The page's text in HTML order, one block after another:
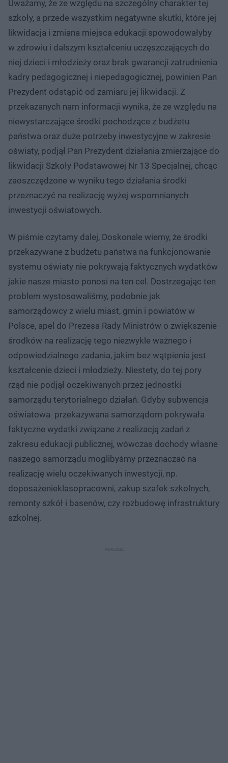
Uważamy, że ze względu na szczególny charakter tej
szkoły, a przede wszystkim negatywne skutki, które jej
likwidacja i zmiana miejsca edukacji spowodowałyby
w zdrowiu i dalszym kształceniu uczęszczających do
niej dzieci i młodzieży oraz brak gwarancji zatrudnienia
kadry pedagogicznej i niepedagogicznej, powinien Pan
Prezydent odstąpić od zamiaru jej likwidacji. Z
przekazanych nam informacji wynika, że ze względu na
niewystarczające środki pochodzące z budżetu
państwa oraz duże potrzeby inwestycyjne w zakresie
oświaty, podjął Pan Prezydent działania zmierzające do
likwidacji Szkoły Podstawowej Nr 13 Specjalnej, chcąc
zaoszczędzone w wyniku tego działania środki
przeznaczyć na realizację wyżej wspomnianych
inwestycji oświatowych.
W piśmie czytamy dalej, Doskonale wiemy, że środki
przekazywane z budżetu państwa na funkcjonowanie
systemu oświaty nie pokrywają faktycznych wydatków
jakie nasze miasto ponosi na ten cel. Dostrzegając ten
problem wystosowaliśmy, podobnie jak
samorządowcy z wielu miast, gmin i powiatów w
Polsce, apel do Prezesa Rady Ministrów o zwiększenie
środków na realizację tego niezwykle ważnego i
odpowiedzialnego zadania, jakim bez wątpienia jest
kształcenie dzieci i młodzieży. Niestety, do tej pory
rząd nie podjął oczekiwanych przez jednostki
samorządu terytorialnego działań. Gdyby subwencja
oświatowa przekazywana samorządom pokrywała
faktyczne wydatki związane z realizacją zadań z
zakresu edukacji publicznej, wówczas dochody własne
naszego samorządu moglibyśmy przeznaczać na
realizację wielu oczekiwanych inwestycji, np.
doposażenieklasopracowni, zakup szafek szkolnych,
remonty szkół i basenów, czy rozbudowę infrastruktury
szkolnej.